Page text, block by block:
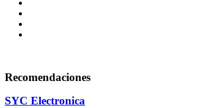
Recomendaciones
SYC Electronica